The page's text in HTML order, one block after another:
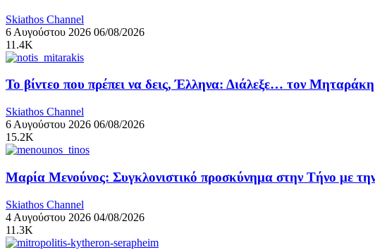
Skiathos Channel
6 Αυγούστου 2026 06/08/2026
11.4K
Το βίντεο που πρέπει να δεις, Έλληνα: Διάλεξε… τον
Skiathos Channel
6 Αυγούστου 2026 06/08/2026
15.2K
Μαρία Μενούνος: Συγκλονιστικό προσκύνημα στην Τήνο με
Skiathos Channel
4 Αυγούστου 2026 04/08/2026
11.3K